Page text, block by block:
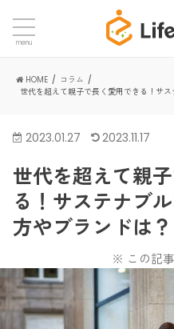
menu
HOME
コラム
世代を超えて親子で長く愛用できる！サ
2023.01.27 2023.11.17
世代を超えて親
る！サステナブ
方やブランドは？
※ この記